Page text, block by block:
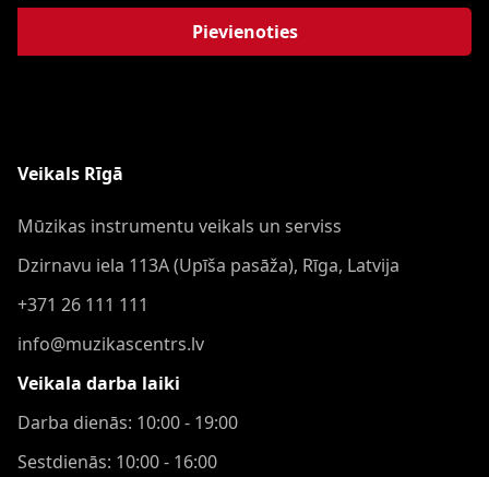
Pievienoties
Veikals Rīgā
Mūzikas instrumentu veikals un serviss
Dzirnavu iela 113A (Upīša pasāža), Rīga, Latvija
+371 26 111 111
info@muzikascentrs.lv
Veikala darba laiki
Darba dienās: 10:00 - 19:00
Sestdienās: 10:00 - 16:00